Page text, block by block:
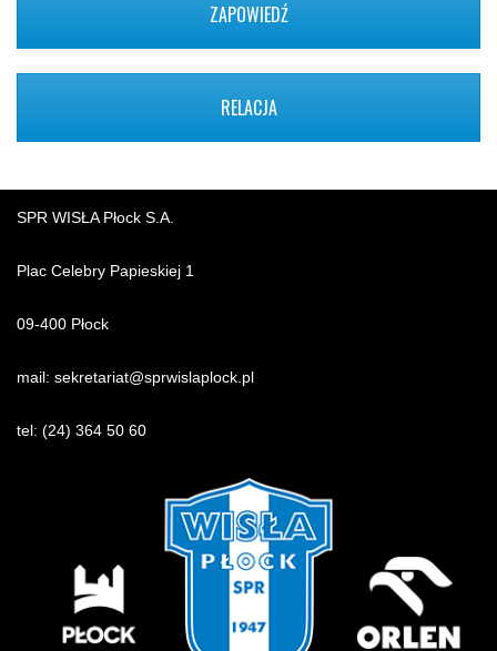
ZAPOWIEDŹ
RELACJA
SPR WISŁA Płock S.A.
Plac Celebry Papieskiej 1
09-400 Płock
mail: sekretariat@sprwislaplock.pl
tel: (24) 364 50 60